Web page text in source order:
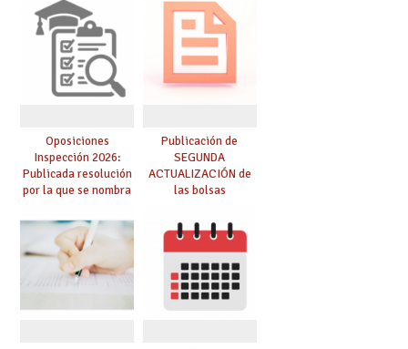
Oposiciones
Inspección 2026:
Publicada resolución
por la que se nombra
prácticas, se regulan
dichas prácticas y se
convoca acto público
de adjudicación
Publicación de
SEGUNDA
ACTUALIZACIÓN de
las bolsas
Cuerpo de Maestros
de especialidades
convocadas a
oposición